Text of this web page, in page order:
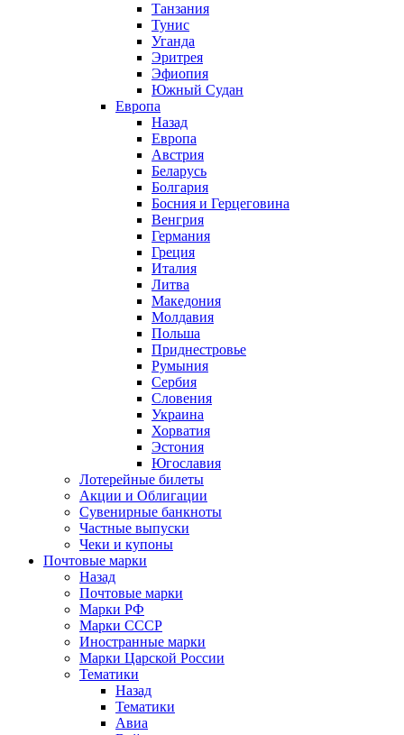
Танзания
Тунис
Уганда
Эритрея
Эфиопия
Южный Судан
Европа
Назад
Европа
Австрия
Беларусь
Болгария
Босния и Герцеговина
Венгрия
Германия
Греция
Италия
Литва
Македония
Молдавия
Польша
Приднестровье
Румыния
Сербия
Словения
Украина
Хорватия
Эстония
Югославия
Лотерейные билеты
Акции и Облигации
Сувенирные банкноты
Частные выпуски
Чеки и купоны
Почтовые марки
Назад
Почтовые марки
Марки РФ
Марки СССР
Иностранные марки
Марки Царской России
Тематики
Назад
Тематики
Авиа